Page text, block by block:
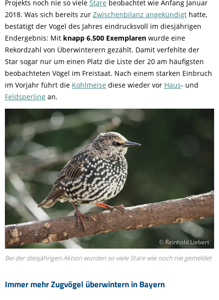
Projekts noch nie so viele Stare beobachtet wie Anfang Januar
2018. Was sich bereits zur Zwischenbilanz angekündigt hatte,
bestätigt der Vogel des Jahres eindrucksvoll im diesjährigen
Endergebnis: Mit knapp 6.500 Exemplaren wurde eine
Rekordzahl von Überwinterern gezählt. Damit verfehlte der
Star sogar nur um einen Platz die Liste der 20 am häufigsten
beobachteten Vögel im Freistaat. Nach einem starken Einbruch
im Vorjahr führt die Kohlmeise diese wieder vor Haus- und
Feldsperling an.
Immer mehr Zugvögel überwintern in Bayern
© Reinhold Liebert
Bei der diesjährigen Aktion wurden so viele Stare wie noch nie gemeldet